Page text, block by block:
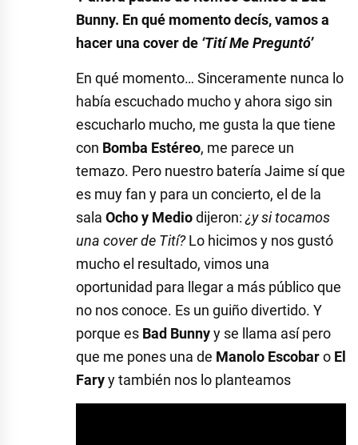
Bunny. En qué momento decís, vamos a
hacer una cover de ‘Tití Me Preguntó’
En qué momento… Sinceramente nunca lo
había escuchado mucho y ahora sigo sin
escucharlo mucho, me gusta la que tiene
con Bomba Estéreo, me parece un
temazo. Pero nuestro batería Jaime sí que
es muy fan y para un concierto, el de la
sala Ocho y Mediodijeron:¿y si tocamos
una cover de Tití?Lo hicimos y nos gustó
mucho el resultado, vimos una
oportunidad para llegar a más público que
no nos conoce. Es un guiño divertido. Y
porque es Bad Bunnyy se llama así pero
que me pones una de Manolo Escobaro El
Faryy también nos lo planteamos